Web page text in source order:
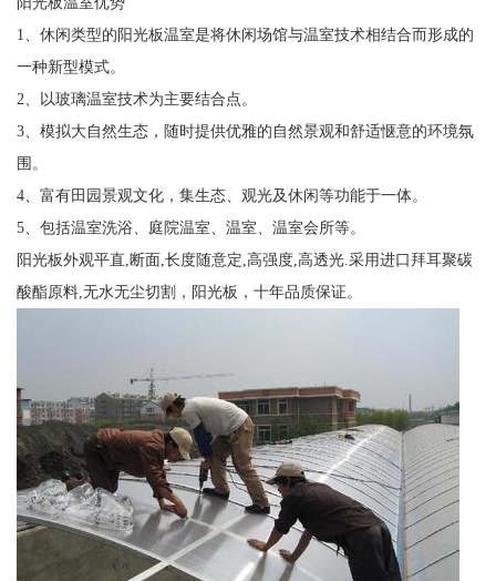
1、休闲类型的阳光板温室是将休闲场馆与温室技术相结合而形成的
一种新型模式。
2、以玻璃温室技术为主要结合点。
3、模拟大自然生态，随时提供优雅的自然景观和舒适惬意的环境氛
围。
4、富有田园景观文化，集生态、观光及休闲等功能于一体。
5、包括温室洗浴、庭院温室、温室、温室会所等。
阳光板外观平直,断面,长度随意定,高强度,高透光.采用进口拜耳聚碳
酸酯原料,无水无尘切割，阳光板，十年品质保证。